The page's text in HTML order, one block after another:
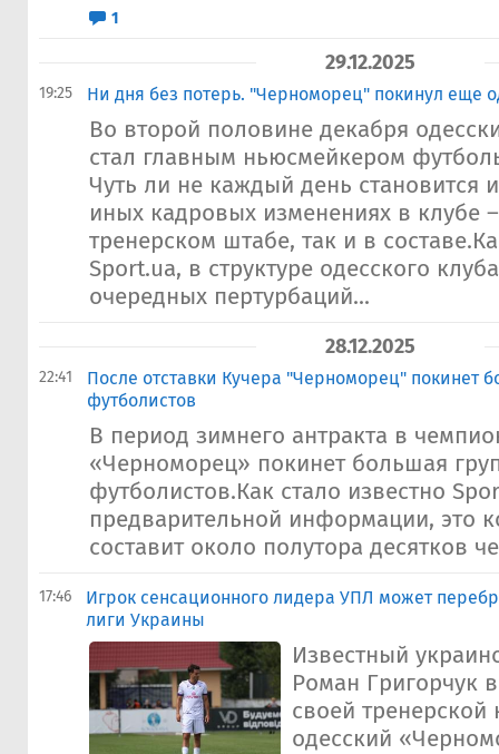
1
29.12.2025
19:25 Ни дня без потерь. "Черноморец" покинул еще
Во второй половине декабря
стал главным ньюсмейкером
Чуть ли не каждый день становится
иных кадровых изменениях в клубе
тренерском штабе, так и в
Sport.ua, в структуре одесского
очередных пертурбаций...
28.12.2025
22:41
После отставки Кучера "Черноморец" покинет
футболистов
В период зимнего антрактa в
«Черноморец» покинет большая
футболистов.Как стало известно
предварительной информации, это
составит около полутора десятков
17:46
Игрок сенсационного лидера УПЛ может
лиги Украины
Известный
Роман Григорчук
своей тренерской
одесский